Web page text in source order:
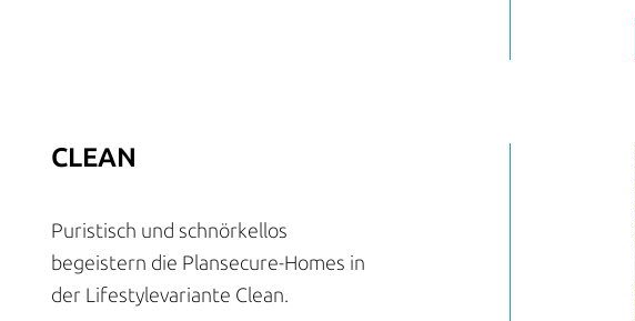
CLEAN
Puristisch und schnörkellos
begeistern die Plansecure-Homes in
der Lifestylevariante Clean.